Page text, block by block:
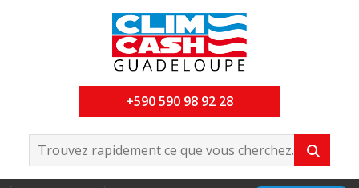
+590 590 98 92 28